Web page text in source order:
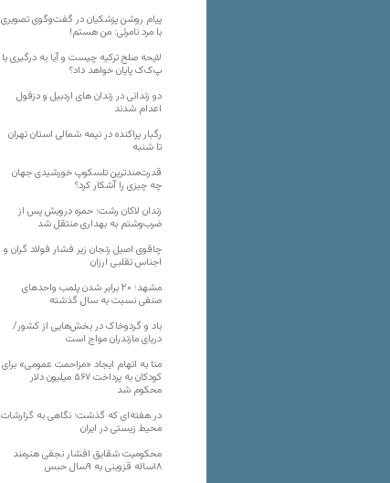
پیام روشن پزشکیان در گفت‌و‌گوی تصویری
با مرد نامرئی: من هستم!
لایحه صلح ترکیه چیست و آیا به درگیری با
پ‌ک‌ک پایان خواهد داد؟
دو زندانی در زندان های اردبیل و دزفول
اعدام شدند
رگبار پراکنده در نیمه شمالی استان تهران
تا شنبه
قدرت‌مندترین تلسکوپ خورشیدی جهان
چه چیزی را آشکار کرد؟
زندان لاکان رشت؛ حمزه درویش پس از
ضرب‌وشتم به بهداری منتقل شد
چاقوی اصیل زنجان زیر فشار فولاد گران و
اجناس تقلبی ارزان
مشهد؛ ۲۰ برابر شدن پلمب واحدهای
صنفی نسبت به سال گذشته
باد و گردوخاک در بخش‌هایی از کشور/
دریای مازندران مواج است
متا به اتهام ایجاد «مزاحمت عمومی» برای
کودکان به پرداخت ۵۶۷ میلیون دلار
محکوم شد
در هفته‌ای که گذشت؛ نگاهی به گزارشات
محیط زیستی در ایران
محکومیت شقایق افشار نجفی هنرمند
۱۸ساله قزوینی به ۹سال حبس